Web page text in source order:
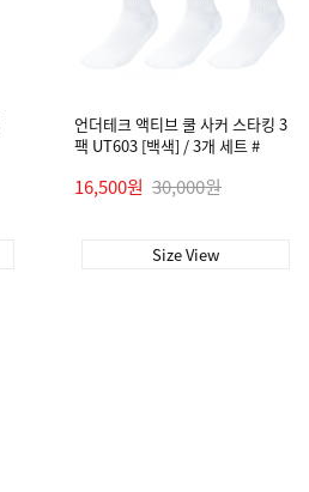
언더테크 액티브 쿨 사커 스타킹 3
팩 UT603 [백색] / 3개 세트 #
16,500원 30,000원
Size View